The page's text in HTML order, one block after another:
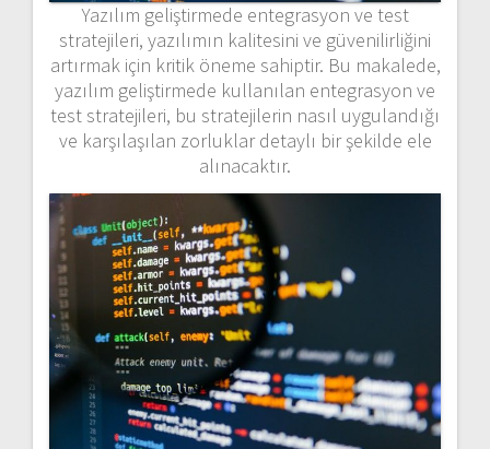
Yazılım geliştirmede entegrasyon ve test
stratejileri, yazılımın kalitesini ve güvenilirliğini
artırmak için kritik öneme sahiptir. Bu makalede,
yazılım geliştirmede kullanılan entegrasyon ve
test stratejileri, bu stratejilerin nasıl uygulandığı
ve karşılaşılan zorluklar detaylı bir şekilde ele
alınacaktır.